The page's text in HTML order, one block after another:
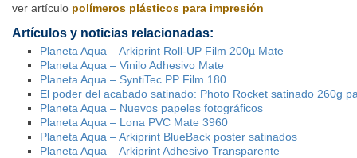
ver artículo polímeros plásticos para impresión
Artículos y noticias relacionadas:
Planeta Aqua – Arkiprint Roll-UP Film 200µ Mate
Planeta Aqua – Vinilo Adhesivo Mate
Planeta Aqua – SyntiTec PP Film 180
El poder del acabado satinado: Photo Rocket satinado 260g
Planeta Aqua – Nuevos papeles fotográficos
Planeta Aqua – Lona PVC Mate 3960
Planeta Aqua – Arkiprint BlueBack poster satinados
Planeta Aqua – Arkiprint Adhesivo Transparente